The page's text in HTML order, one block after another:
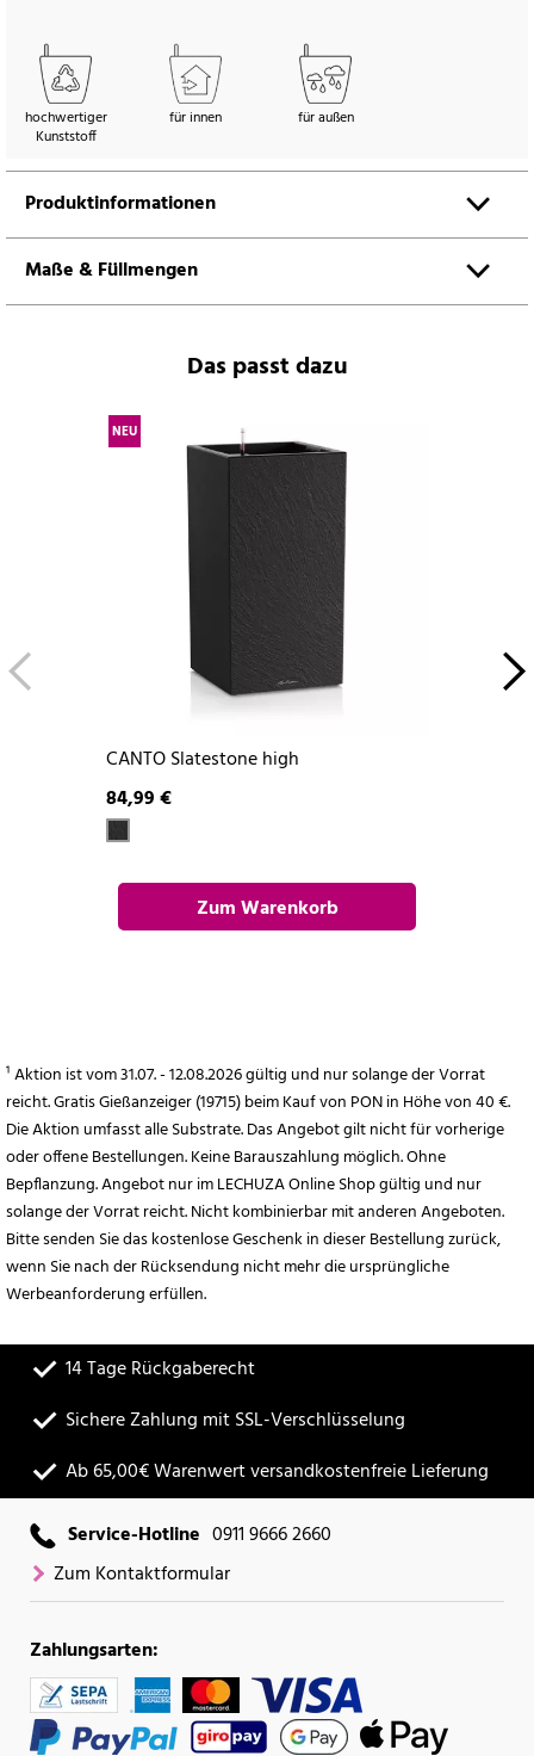
hochwertiger
Kunststoff
für innen für außen
Produktinformationen
Maße & Füllmengen
Das passt dazu
NEU
CANTO Slatestone high
84,99 €
Zum Warenkorb
¹ Aktion ist vom 31.07. - 12.08.2026 gültig und nur solange der Vorrat
reicht. Gratis Gießanzeiger (19715) beim Kauf von PON in Höhe von 40 €.
Die Aktion umfasst alle Substrate. Das Angebot gilt nicht für vorherige
oder offene Bestellungen. Keine Barauszahlung möglich. Ohne
Bepflanzung. Angebot nur im LECHUZA Online Shop gültig und nur
solange der Vorrat reicht. Nicht kombinierbar mit anderen Angeboten.
Bitte senden Sie das kostenlose Geschenk in dieser Bestellung zurück,
wenn Sie nach der Rücksendung nicht mehr die ursprüngliche
Werbeanforderung erfüllen.
14 Tage Rückgaberecht
Sichere Zahlung mit SSL-Verschlüsselung
Ab 65,00€ Warenwert versandkostenfreie Lieferung
Service-Hotline 0911 9666 2660
Zum Kontaktformular
Zahlungsarten: